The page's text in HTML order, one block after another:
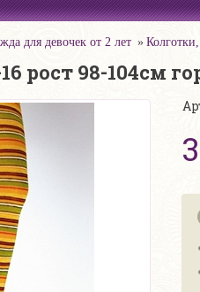
для девочек от 2 лет
рост 98-104см